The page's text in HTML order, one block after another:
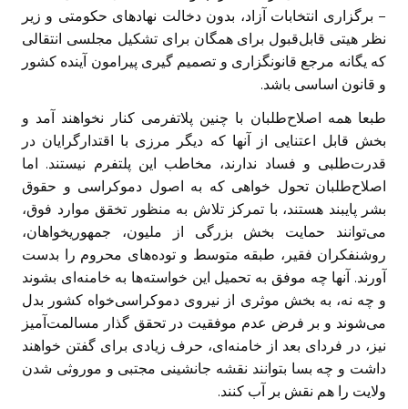
– برگزاری انتخابات آزاد، بدون دخالت نهاد‌های حکومتی و زیر
نظر هیتی قابل‌قبول برای همگان برای تشکیل مجلسی انتقالی
که یگانه مرجع قانونگزاری و تصمیم گیری پیرامون آینده کشور
و قانون اساسی باشد.
طبعا همه اصلاح‌طلبان با چنین پلاتفرمی کنار نخواهند آمد و
بخش قابل اعتنایی از آنها که دیگر مرزی با اقتدارگرایان در
قدرت‌طلبی و فساد ندارند، مخاطب این پلتفرم نیستند. اما
اصلاح‌طلبان تحول خواهی که به اصول دموکراسی و حقوق
بشر پایبند هستند، با تمرکز تلاش به منظور تخقق موارد فوق،
می‌توانند حمایت بخش بزرگی از ملیون، جمهوریخواهان،
روشنفکران فقیر، طبقه متوسط و توده‌های محروم را بدست
آورند. آنها چه موفق به تحمیل این خواسته‌ها به خامنه‌ای بشوند
و چه نه، به بخش موثری از نیروی دموکراسی‌خواه کشور بدل
می‌شوند و بر فرض عدم موفقیت در تحقق گذار مسالمت‌آمیز
نیز، در فردای بعد از خامنه‌ای، حرف زیادی برای گفتن خواهند
داشت و چه بسا بتوانند نقشه جانشینی مجتبی و موروثی شدن
ولایت را هم نقش بر آب کنند.